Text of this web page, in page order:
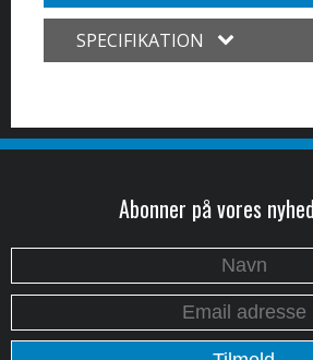
SPECIFIKATION
Abonner på vores